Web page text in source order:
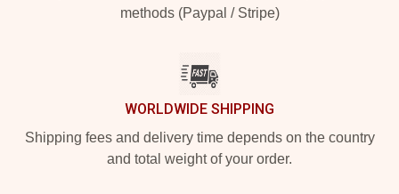
methods (Paypal / Stripe)
WORLDWIDE SHIPPING
Shipping fees and delivery time depends on the country
and total weight of your order.